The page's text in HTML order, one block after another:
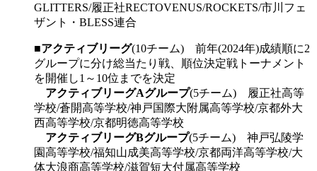
GLITTERS/履正社RECTOVENUS/ROCKETS/市川フェ
ザント・BLESS連合
■アクティブリーグ(10チーム) 前年(2024年)成績順に2
グループに分け総当たり戦、順位決定戦トーナメント
を開催し1～10位までを決定
アクティブリーグAグループ(5チーム) 履正社高等
学校/蒼開高等学校/神戸国際大附属高等学校/京都外大
西高等学校/京都明徳高等学校
アクティブリーグBグループ(5チーム) 神戸弘陵学
園高等学校/福知山成美高等学校/京都両洋高等学校/大
体大浪商高等学校/滋賀短大付属高等学校